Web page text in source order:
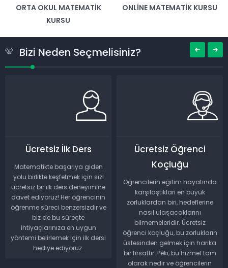
ORTA OKUL MATEMATIK
KURSU
ONLINE MATEMATIK KURSU
Bizi Neden Seçmelisiniz?
Ücretsiz İlk Ders
Matematikte başarıya giden
yolu birlikte keşfetmek için sizi
ücretsiz bir ilk ders deneyimine
davet ediyoruz! Her öğrencinin
öğrenme süreci benzersizdir ve
biz de bu süreçte
ihtiyaçlarınıza en uygun
yöntemi belirlemek için ilk dersi
hediye ediyoruz.
Ücretsiz Öğrenci
Koçluğu
Öğrencilerin eğitim hayatında
karşılaştıkları en büyük
zorluklardan biri, hedeflerine
nasıl ulaşacaklarını
bilmemeleridir. Ücretsiz
öğrenci koçluğu, bu zorlukların
üstesinden gelmek için harika
bir fırsattır. Peki, bu hizmet tam
olarak nedir ve öğrencilerin